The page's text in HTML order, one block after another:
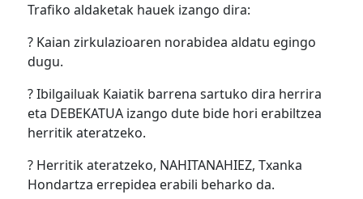
Trafiko aldaketak hauek izango dira:
? Kaian zirkulazioaren norabidea aldatu egingo
dugu.
? Ibilgailuak Kaiatik barrena sartuko dira herrira
eta DEBEKATUA izango dute bide hori erabiltzea
herritik ateratzeko.
? Herritik ateratzeko, NAHITANAHIEZ, Txanka
Hondartza errepidea erabili beharko da.